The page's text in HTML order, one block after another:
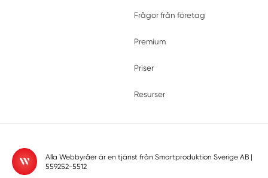
Frågor från företag
Premium
Priser
Resurser
Alla Webbyråer är en tjänst från Smartproduktion Sverige AB|
559252-5512